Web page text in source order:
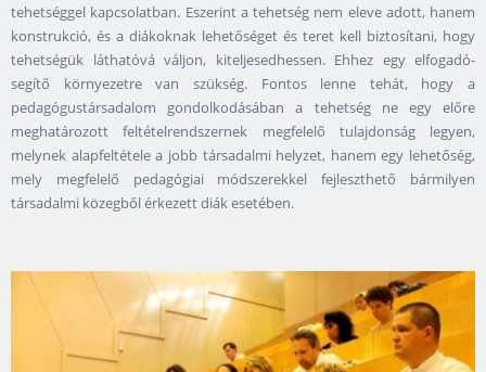
tehetséggel kapcsolatban. Eszerint a tehetség nem eleve adott, hanem
konstrukció, és a diákoknak lehetőséget és teret kell biztosítani, hogy
tehetségük láthatóvá váljon, kiteljesedhessen. Ehhez egy elfogadó-
segítő környezetre van szükség. Fontos lenne tehát, hogy a
pedagógustársadalom gondolkodásában a tehetség ne egy előre
meghatározott feltételrendszernek megfelelő tulajdonság legyen,
melynek alapfeltétele a jobb társadalmi helyzet, hanem egy lehetőség,
mely megfelelő pedagógiai módszerekkel fejleszthető bármilyen
társadalmi közegből érkezett diák esetében.